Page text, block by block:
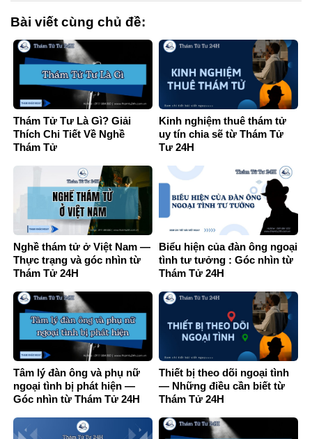
Bài viết cùng chủ đề:
Thám Tử Tư Là Gì? Giải
Thích Chi Tiết Về Nghề
Thám Tử
Kinh nghiệm thuê thám tử
uy tín chia sẽ từ Thám Tử
Tư 24H
Nghề thám tử ở Việt Nam —
Thực trạng và góc nhìn từ
Thám Tử 24H
Biểu hiện của đàn ông ngoại
tình tư tưởng : Góc nhìn từ
Thám Tử 24H
Tâm lý đàn ông và phụ nữ
ngoại tình bị phát hiện —
Góc nhìn từ Thám Tử 24H
Thiết bị theo dõi ngoại tình
— Những điều cần biết từ
Thám Tử 24H